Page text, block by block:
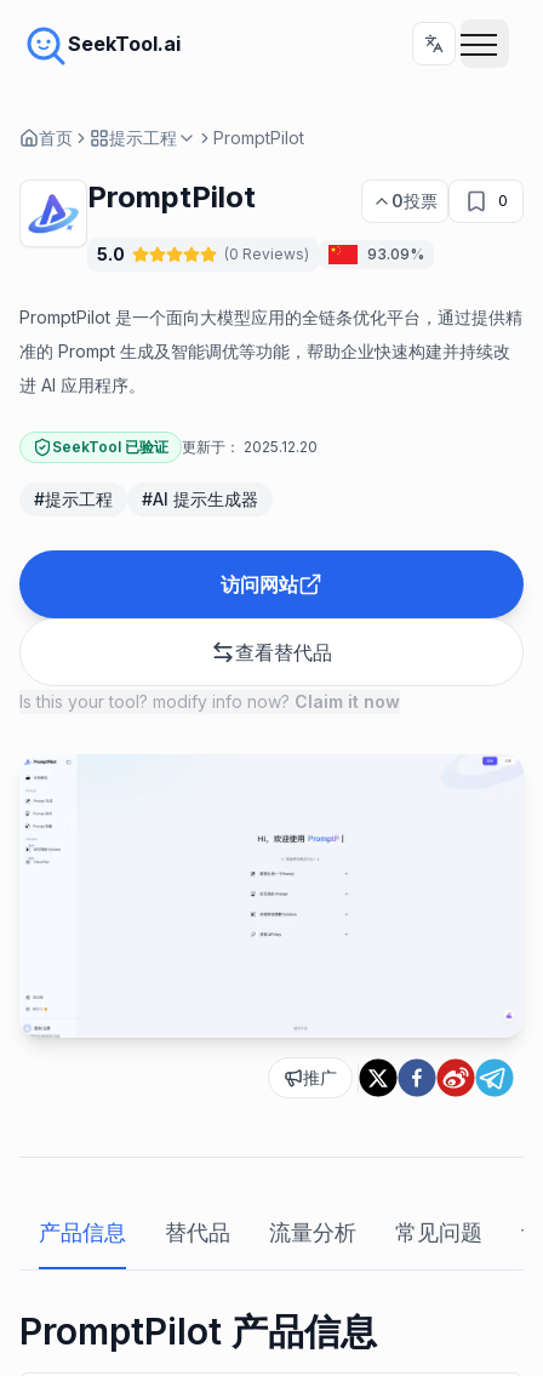
SeekTool.ai
首页 提示工程 PromptPilot
PromptPilot 0投票 0
5.0 (0 Reviews) 93.09%
PromptPilot 是一个面向大模型应用的全链条优化平台，通过提供精
准的 Prompt 生成及智能调优等功能，帮助企业快速构建并持续改
进 AI 应用程序。
SeekTool 已验证 更新于： 2025.12.20
#提示工程 #AI 提示生成器
访问网站
查看替代品
Is this your tool? modify info now? Claim it now
推广
产品信息 替代品 流量分析 常见问题
PromptPilot 产品信息